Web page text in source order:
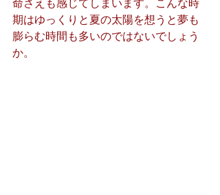
命さえも感じてしまいます。こんな時
期はゆっくりと夏の太陽を想うと夢も
膨らむ時間も多いのではないでしょう
か。